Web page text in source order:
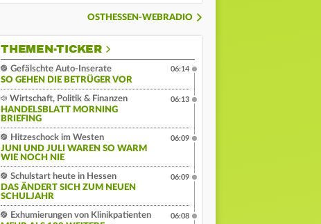
OSTHESSEN-WEBRADIO
THEMEN-TICKER
Gefälschte Auto-Inserate
SO GEHEN DIE BETRÜGER VOR
06:14
Wirtschaft, Politik & Finanzen
HANDELSBLATT MORNING
BRIEFING
06:13
Hitzeschock im Westen
JUNI UND JULI WAREN SO WARM
WIE NOCH NIE
06:09
Schulstart heute in Hessen
DAS ÄNDERT SICH ZUM NEUEN
SCHULJAHR
06:09
Exhumierungen von Klinikpatienten
06:08